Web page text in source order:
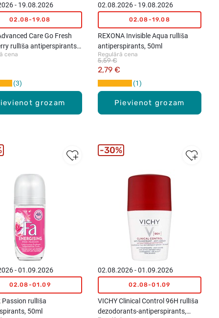
grozam
- 19.08.2026
02.08-19.08
Care Go Fresh
rullīša antiperspirants,
cena
3
Pievienot grozam
02.08.2026 - 19.08.2026
02.08-19.08
REXONA Invisible Aqua rullīša
antiperspirants, 50ml
Regulārā cena
2,79 €
5,59 €
1
- 01.09.2026
02.08-01.09
Passion rullīša
50ml
02.08.2026 - 01.09.2026
02.08-01.09
VICHY Clinical Control 96H rullīša
dezodorants-antiperspirants,
30%